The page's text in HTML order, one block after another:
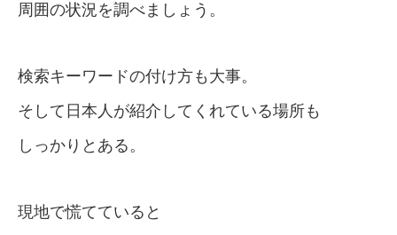
周囲の状況を調べましょう。
検索キーワードの付け方も大事。
そして日本人が紹介してくれている場所も
しっかりとある。
現地で慌てていると